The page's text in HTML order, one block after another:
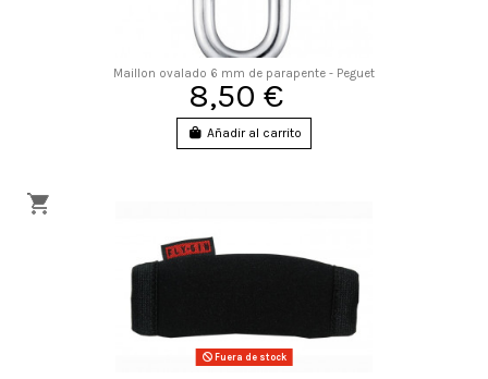
Maillon ovalado 6 mm de parapente - Peguet
8,50 €
Añadir al carrito
Fuera de stock